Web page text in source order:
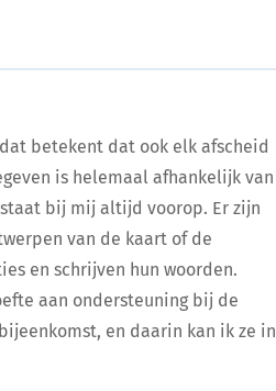
betekent dat ook elk afscheid
is helemaal afhankelijk van
bij mij altijd voorop. Er zijn
van de kaart of de
en schrijven hun woorden.
aan ondersteuning bij de
en daarin kan ik ze in